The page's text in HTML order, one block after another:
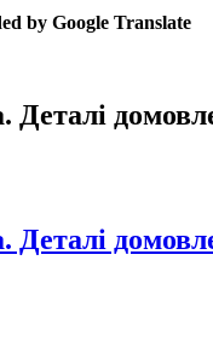
by Google Translate
Деталі
Деталі